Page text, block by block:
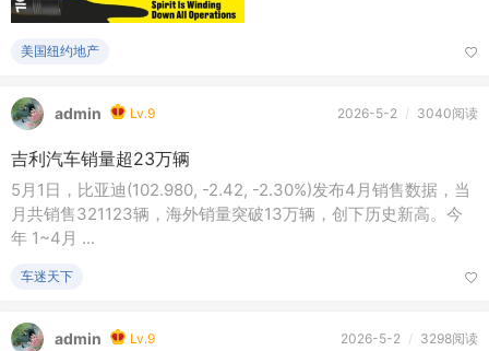
美国纽约地产
admin Lv.9 2026-5-2 / 3040阅读
吉利汽车销量超23万辆
5月1日，比亚迪(102.980, -2.42, -2.30%)发布4月销售数据，当
月共销售321123辆，海外销量突破13万辆，创下历史新高。今
年 1~4月 ...
车迷天下
admin Lv.9 2026-5-2 / 3298阅读